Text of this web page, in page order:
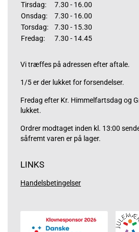
Tirsdag:
7.30 - 16.00
Onsdag:
7.30 - 16.00
Torsdag:
7.30 - 15.30
Fredag:
7.30 - 14.45
Vi træffes på adressen efter aftale.
1/5 er der lukket for forsendelser.
Fredag efter Kr. Himmelfartsdag og
lukket.
Ordrer modtaget inden kl. 13:00
såfremt varen er på lager.
LINKS
Handelsbetingelser